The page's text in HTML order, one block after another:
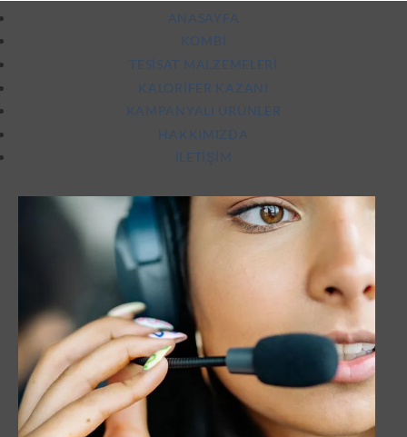
ANASAYFA
KOMBI
TESISAT MALZEMELERI
KALORIFER KAZANI
KAMPANYALI ÜRÜNLER
HAKKIMIZDA
İLETIŞIM